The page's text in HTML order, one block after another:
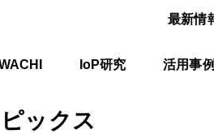
最新情
IoP研究 活用事例
ピックス